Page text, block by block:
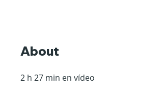
About
2 h 27 min en vídeo